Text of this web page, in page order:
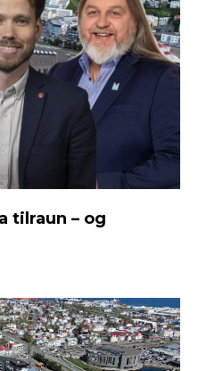
tilraun – og